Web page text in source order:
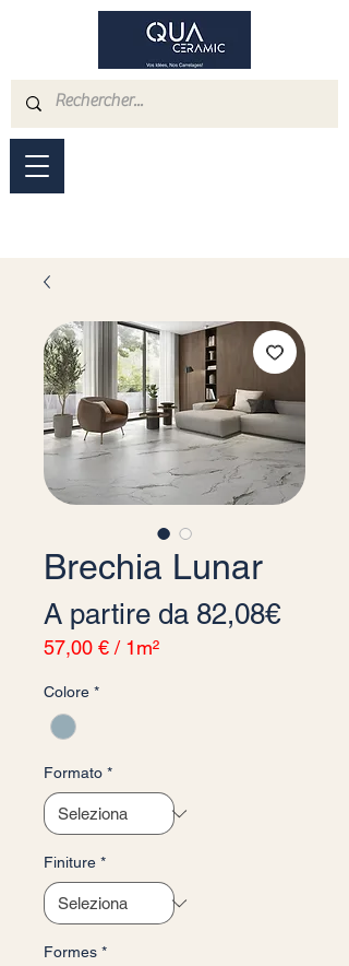
Brechia Lunar
A partire da 82,08€
57,00 € / 1m²
ogni
1
Metro
quadrato
Colore *
Formato *
Finiture *
Formes *